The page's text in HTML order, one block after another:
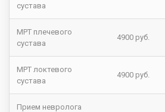
сустава
МРТ плечевого
сустава
4900 руб.
МРТ локтевого
сустава
4900 руб.
Прием невролога